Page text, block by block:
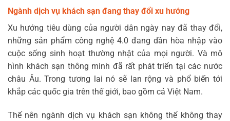
Ngành dịch vụ khách sạn đang thay đổi xu hướng
Xu hướng tiêu dùng của người dân ngày nay đã thay đổi,
những sản phẩm công nghệ 4.0 đang dần hòa nhập vào
cuộc sống sinh hoạt thường nhật của mọi người. Và mô
hình khách sạn thông minh đã rất phát triển tại các nước
châu Âu. Trong tương lai nó sẽ lan rộng và phổ biến tới
khắp các quốc gia trên thế giới, bao gồm cả Việt Nam.
Thế nên ngành dịch vụ khách sạn không thể không thay